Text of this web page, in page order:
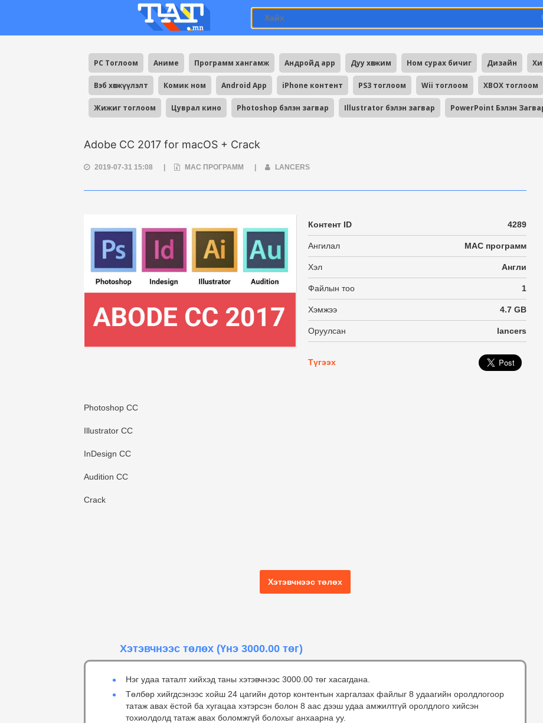
PC Тоглоом Аниме Программ хангамж Андройд app Дуу хөгжим Ном сурах бичиг Дизайн
Вэб хөгжүүлэлт Комик ном Android App iPhone контент PS3 тоглоом Wii тоглоом XBOX тоглоом
Жижиг тоглоом Цуврал кино Photoshop бэлэн загвар Illustrator бэлэн загвар PowerPoint Бэлэн
Adobe CC 2017 for macOS + Crack
2019-07-31 15:08 MAC ПРОГРАММ LANCERS
Контент ID 4289
Ангилал MAC программ
Хэл Англи
Файлын тоо 1
Хэмжээ 4.7 GB
Оруулсан lancers
Түгээх
Photoshop CC
Illustrator CC
InDesign CC
Audition CC
Crack
Хэтэвчнээс төлөх
Хэтэвчнээс төлөх (Үнэ 3000.00 төг)
Нэг удаа таталт хийхэд таны хэтэвчнээс 3000.00 төг хасагдана.
Төлбөр хийгдсэнээс хойш 24 цагийн дотор контентын харгалзах файлыг 8 удаагийн оролдлогоор
татаж авах ёстой ба хугацаа хэтэрсэн болон 8 аас дээш удаа амжилтгүй оролдлого хийсэн
тохиолдолд татаж авах боломжгүй болохыг анхаарна уу.